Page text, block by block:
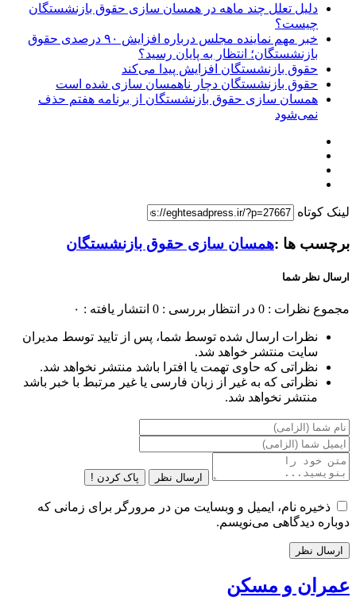
دلیل تعلل چند ماهه در همسان سازی حقوق بازنشستگان
چیست؟
خبر مهم نماینده مجلس درباره افزایش ۹۰ درصدی حقوق
بازنشستگان؛ انتظار به پایان رسید؟
حقوق بازنشستگان افزایش پیدا می‌کند
حقوق بازنشستگان دچار ناهمسان سازی شده است
همسان سازی حقوق بازنشستگان از برنامه هفتم حذف
نمی‌شود
لینک کوتاه
برچسب ها :همسان سازی حقوق بازنشستگان
ارسال نظر شما
مجموع نظرات : 0 در انتظار بررسی : 0 انتشار یافته : ۰
نظرات ارسال شده توسط شما، پس از تایید توسط مدیران
سایت منتشر خواهد شد.
نظراتی که حاوی تهمت یا افترا باشد منتشر نخواهد شد.
نظراتی که به غیر از زبان فارسی یا غیر مرتبط با خبر باشد
منتشر نخواهد شد.
ارسال نظر پاک کردن !
ذخیره نام، ایمیل و وبسایت من در مرورگر برای زمانی که
دوباره دیدگاهی می‌نویسم.
عمران و مسکن